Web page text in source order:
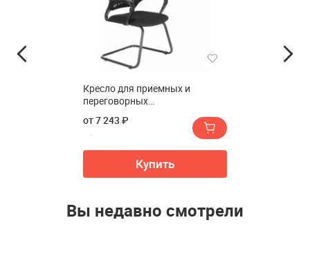
Кресло для приемных и
переговорных
CF-100"
от 7 243 ₽
Купить
Вы недавно смотрели